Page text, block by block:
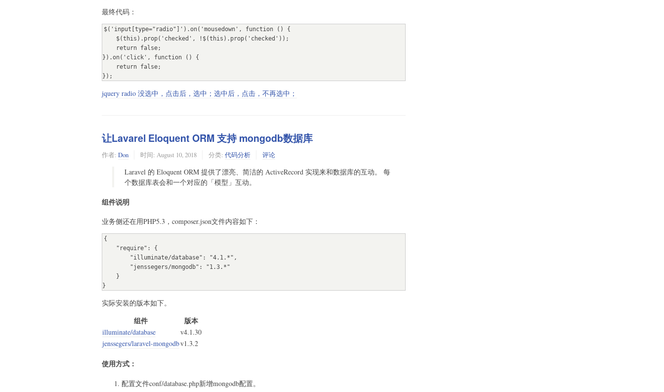
最终代码：
$('input[type="radio"]').on('mousedown', function () {
}).on('click', function () {
});
jquery radio 没选中，点击后，选中；选中后，点击，不再选中；
让Lavarel Eloquent ORM 支持 mongodb数据库
作者: Don 时间: August 10, 2018 分类: 代码分析 评论
Laravel 的 Eloquent ORM 提供了漂亮、简洁的 ActiveRecord 实现来和数据库的互动。 每
个数据库表会和一个对应的「模型」互动。
组件说明
业务侧还在用PHP5.3，composer.json文件内容如下：
{
}
实际安装的版本如下。
组件 版本
illuminate/database
v4.1.30
jenssegers/laravel-mongodbv1.3.2
使用方式：
配置文件conf/database.php新增mongodb配置。